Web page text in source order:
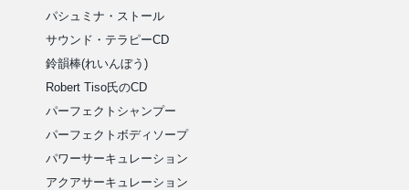
パシュミナ・ストール
サウンド・テラピーCD
鈴韻棒(れいんぼう)
Robert Tiso氏のCD
パーフェクトシャンプー
パーフェクトボディソープ
パワーサーキュレーション
アクアサーキュレーション